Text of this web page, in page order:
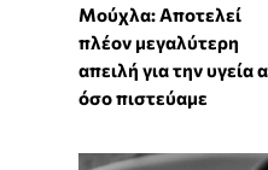
Μούχλα: Αποτελεί
πλέον μεγαλύτερη
απειλή για την υγεία
όσο πιστεύαμε